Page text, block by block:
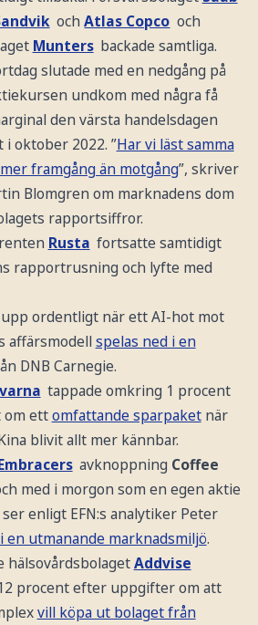
ochAtlas Copco och
Munters backade samtliga.
slutade med en nedgång på
undkom med några få
den värsta handelsdagen
oktober 2022. ”Har vi läst samma
framgång än motgång”, skriver
Blomgren om marknadens dom
rapportsiffror.
Rusta fortsatte samtidigt
rapportrusning och lyfte med
upp ordentligt när ett AI-hot mot
affärsmodell spelas ned i en
DNB Carnegie.
tappade omkring 1 procent
om ettomfattande sparpaketnär
blivit allt mer kännbar.
avknoppning Coffee
med i morgon som en egen aktie
enligt EFN:s analytiker Peter
en utmanande marknadsmiljö.
hälsovårdsbolagetAddvise
procent efter uppgifter om att
vill köpa ut bolaget från